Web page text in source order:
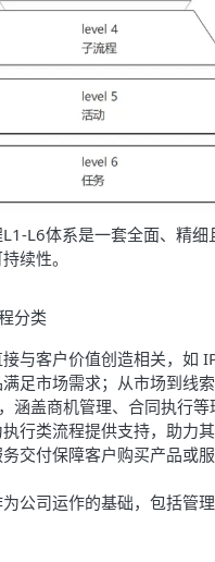
L6体系是一套全面、精
续性。
分类
与客户价值创造相关，如
足市场需求；从市场到线
涵盖商机管理、合同执行
行类流程提供支持，助力
交付保障客户购买产品或
公司运作的基础，包括管